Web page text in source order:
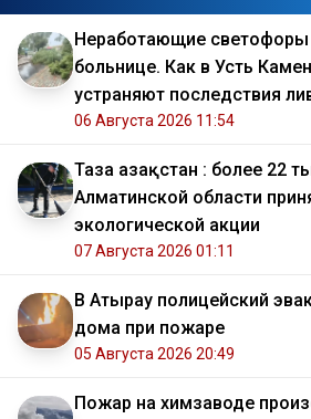
Неработающие светофоры
больнице. Как в Усть
устраняют последствия
06 Августа 2026 11:54
Таза Қазақстан : более 22
Алматинской области
экологической акции
07 Августа 2026 01:11
В Атырау полицейский
дома при пожаре
05 Августа 2026 20:49
Пожар на химзаводе